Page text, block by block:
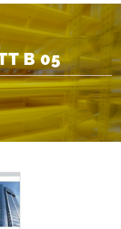
B 05